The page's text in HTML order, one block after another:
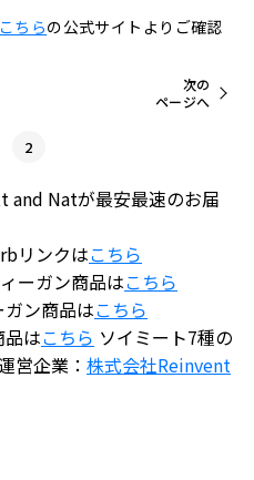
こちらの公式サイトよりご確認
2
次の
ページへ
and Natが最安最速のお届
リンクはこちら
ーガン商品はこちら
ン商品はこちら
はこちら ソイミート7種の
営企業： 株式会社Reinvent